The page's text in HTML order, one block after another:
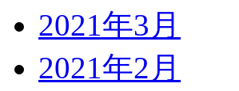
2021年3月
2021年2月